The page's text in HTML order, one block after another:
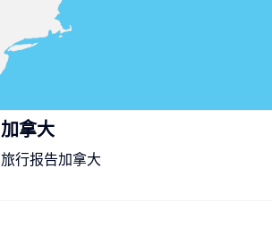
加拿大
旅行报告加拿大